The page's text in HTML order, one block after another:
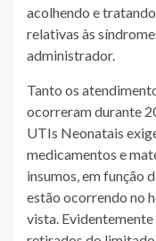
acolhendo e
relativas às
administrador.
Tanto os
ocorreram durante
UTIs Neonatais
medicamentos e
insumos, em função
estão ocorrendo no
vista. Evidentemente